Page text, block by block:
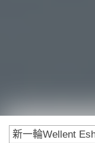
新一輪Wellent